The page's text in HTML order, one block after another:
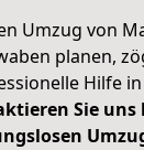
Umzug von
planen,
Hilfe
Sie uns